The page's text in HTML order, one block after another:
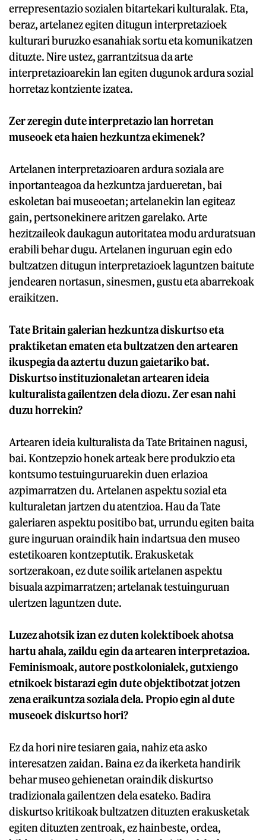
errepresentazio sozialen bitartekari kulturalak. Eta,
beraz, artelanez egiten ditugun interpretazioek
kulturari buruzko esanahiak sortu eta komunikatzen
dituzte. Nire ustez, garrantzitsua da arte
interpretazioarekin lan egiten dugunok ardura sozial
horretaz kontziente izatea.
Zer zeregin dute interpretazio lan horretan
museoek eta haien hezkuntza ekimenek?
Artelanen interpretazioaren ardura soziala are
inportanteagoa da hezkuntza jardueretan, bai
eskoletan bai museoetan; artelanekin lan egiteaz
gain, pertsonekinere aritzen garelako. Arte
hezitzaileok daukagun autoritatea modu arduratsuan
erabili behar dugu. Artelanen inguruan egin edo
bultzatzen ditugun interpretazioek laguntzen baitute
jendearen nortasun, sinesmen, gustu eta abarrekoak
eraikitzen.
Tate Britain galerian hezkuntza diskurtso eta
praktiketan ematen eta bultzatzen den artearen
ikuspegia da aztertu duzun gaietariko bat.
Diskurtso instituzionaletan artearen ideia
kulturalista gailentzen dela diozu. Zer esan nahi
duzu horrekin?
Artearen ideia kulturalista da Tate Britainen nagusi,
bai. Kontzepzio honek arteak bere produkzio eta
kontsumo testuinguruarekin duen erlazioa
azpimarratzen du. Artelanen aspektu sozial eta
kulturaletan jartzen du atentzioa. Hau da Tate
galeriaren aspektu positibo bat, urrundu egiten baita
gure inguruan oraindik hain indartsua den museo
estetikoaren kontzeptutik. Erakusketak
sortzerakoan, ez dute soilik artelanen aspektu
bisuala azpimarratzen; artelanak testuinguruan
ulertzen laguntzen dute.
Luzez ahotsik izan ez duten kolektiboek ahotsa
hartu ahala, zaildu egin da artearen interpretazioa.
Feminismoak, autore postkolonialek, gutxiengo
etnikoek bistarazi egin dute objektibotzat jotzen
zena eraikuntza soziala dela. Propio egin al dute
museoek diskurtso hori?
Ez da hori nire tesiaren gaia, nahiz eta asko
interesatzen zaidan. Baina ez da ikerketa handirik
behar museo gehienetan oraindik diskurtso
tradizionala gailentzen dela esateko. Badira
diskurtso kritikoak bultzatzen dituzten erakusketak
egiten dituzten zentroak, ez hainbeste, ordea,